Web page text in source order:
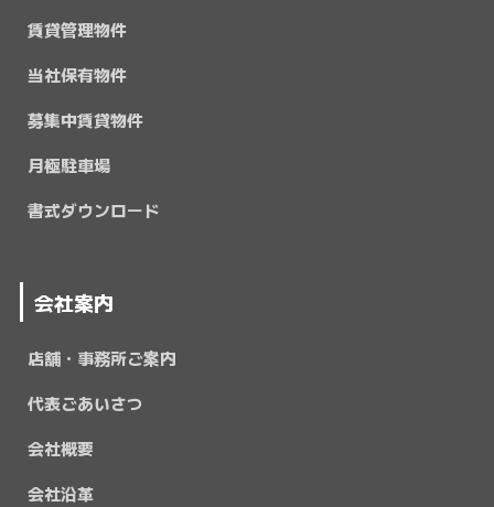
賃貸管理物件
当社保有物件
募集中賃貸物件
月極駐車場
書式ダウンロード
会社案内
店舗・事務所ご案内
代表ごあいさつ
会社概要
会社沿革